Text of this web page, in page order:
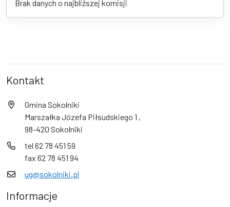
Brak danych o najbliższej komisji
Kontakt
Gmina Sokolniki
Marszałka Józefa Piłsudskiego 1 ,
98-420 Sokolniki
tel 62 78 451 59
fax 62 78 451 94
ug@sokolniki.pl
Informacje